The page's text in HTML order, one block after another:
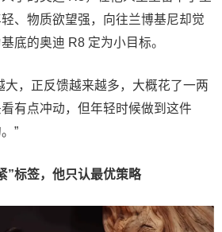
、物质欲望强，向往兰博基尼却觉
底的奥迪 R8 定为小目标。
大，正反馈越来越多，大概花了一两
有点冲动，但年轻时候做到这件
”
”标签，他只认最优策略